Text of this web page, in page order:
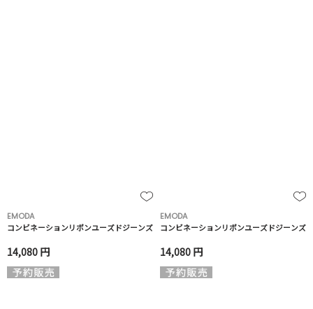
EMODA
コンビネーションリボンユーズドジーンズ
14,080 円
EMODA
コンビネーションリボンユーズドジーンズ
14,080 円